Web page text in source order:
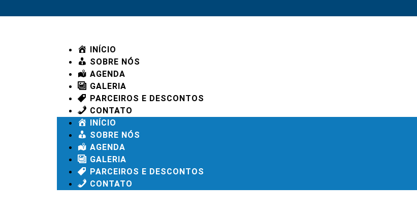
INÍCIO
SOBRE NÓS
AGENDA
GALERIA
PARCEIROS E DESCONTOS
CONTATO
INÍCIO
SOBRE NÓS
AGENDA
GALERIA
PARCEIROS E DESCONTOS
CONTATO